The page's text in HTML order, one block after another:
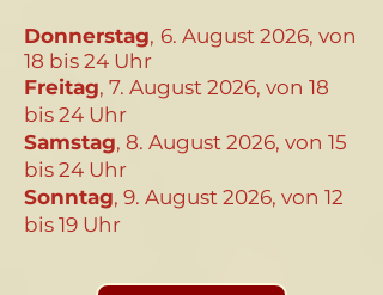
Donnerstag, 6. August 2026, von
18 bis 24 Uhr
Freitag, 7. August 2026, von 18
bis 24 Uhr
Samstag, 8. August 2026, von 15
bis 24 Uhr
Sonntag, 9. August 2026, von 12
bis 19 Uhr